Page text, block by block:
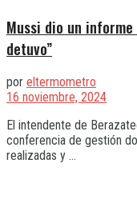
Mussi dio un
detuvo”
por eltermometro
16 noviembre, 2024
El intendente de
conferencia de gestión
realizadas y ...